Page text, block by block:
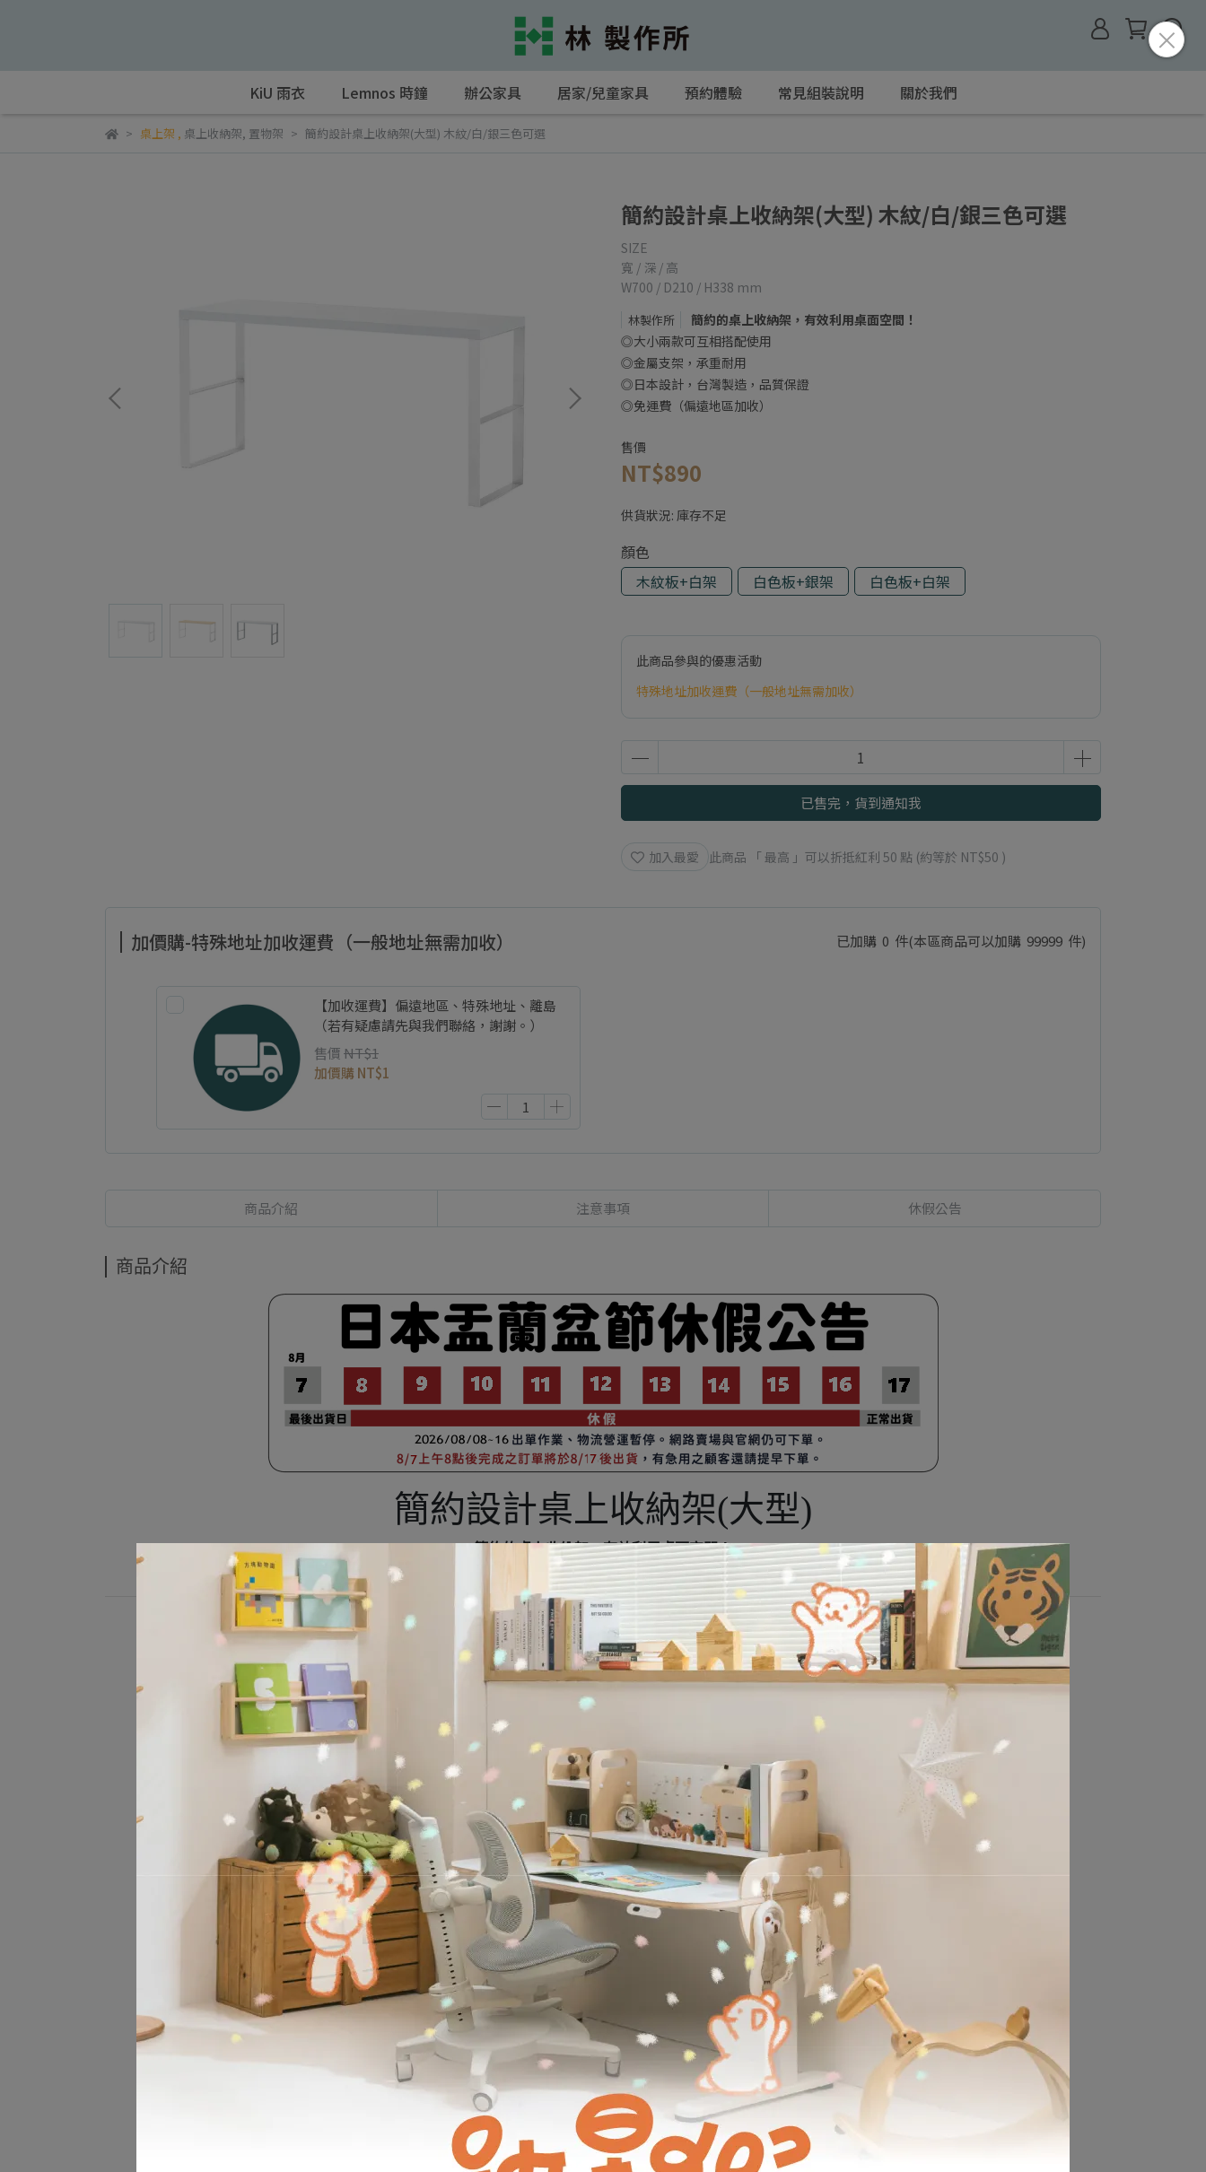
KiU 雨衣 Lemnos 時鐘 辦公家具 居家/兒童家具 預約體驗 常見組裝說明 關於我們
桌上架 , 桌上收納架, 置物架 簡約設計桌上收納架(大型) 木紋/白/銀三色可選
簡約設計桌上收納架(大型) 木紋/白/銀三色可選
SIZE
寬 / 深 / 高
W700 / D210 / H338 mm
林製作所
簡約的桌上收納架，有效利用桌面空間！
◎大小兩款可互相搭配使用
◎金屬支架，承重耐用
◎日本設計，台灣製造，品質保證
◎免運費（偏遠地區加收）
售價
NT$890
供貨狀況: 庫存不足
顏色
木紋板+白架
白色板+銀架 白色板+白架
此商品參與的優惠活動
特殊地址加收運費（一般地址無需加收）
已售完，貨到通知我
加入最愛 此商品 「 最高 」可以折抵紅利 50 點 (約等於 NT$50 )
加價購-特殊地址加收運費（一般地址無需加收） 已加購 0 件(本區商品可以加購 99999 件)
【加收運費】偏遠地區、特殊地址、離島
（若有疑慮請先與我們聯絡，謝謝。）
售價NT$1
加價購 NT$1
商品介紹 注意事項 休假公告
商品介紹
簡約設計桌上收納架(大型)
簡約的桌上收納架，有效利用桌面空間！
◎大小兩款可互相搭配使用 ◎金屬支架，承重耐用 ◎日本設計，台灣製造，品質保證 ◎免運費（偏遠地區加收）
此為大款單購頁，另有小款與大小組合款。